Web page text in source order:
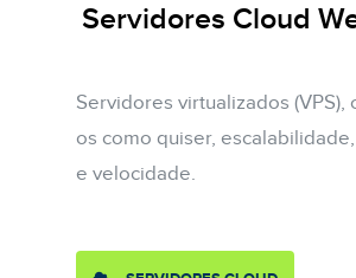
Servidores Cloud
Servidores virtualizados (VPS),
os como quiser,
e velocidade.